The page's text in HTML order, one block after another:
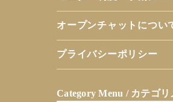
オープンチャットについ
プライバシーポリシー
Category Menu / カテゴリ